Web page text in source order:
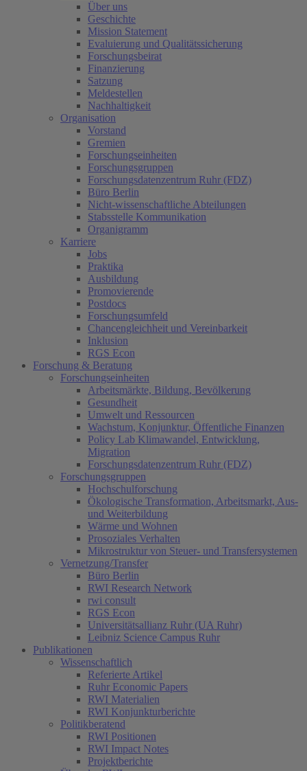
Über uns
Geschichte
Mission Statement
Evaluierung und Qualitätssicherung
Forschungsbeirat
Finanzierung
Satzung
Meldestellen
Nachhaltigkeit
Organisation
Vorstand
Gremien
Forschungseinheiten
Forschungsgruppen
Forschungsdatenzentrum Ruhr (FDZ)
Büro Berlin
Nicht-wissenschaftliche Abteilungen
Stabsstelle Kommunikation
Organigramm
Karriere
Jobs
Praktika
Ausbildung
Promovierende
Postdocs
Forschungsumfeld
Chancengleichheit und Vereinbarkeit
Inklusion
RGS Econ
Forschung & Beratung
Forschungseinheiten
Arbeitsmärkte, Bildung, Bevölkerung
Gesundheit
Umwelt und Ressourcen
Wachstum, Konjunktur, Öffentliche Finanzen
Policy Lab Klimawandel, Entwicklung,
Migration
Forschungsdatenzentrum Ruhr (FDZ)
Forschungsgruppen
Hochschulforschung
Ökologische Transformation, Arbeitsmarkt, Aus-
und Weiterbildung
Wärme und Wohnen
Prosoziales Verhalten
Mikrostruktur von Steuer- und Transfersystemen
Vernetzung/Transfer
Büro Berlin
RWI Research Network
rwi consult
RGS Econ
Universitätsallianz Ruhr (UA Ruhr)
Leibniz Science Campus Ruhr
Publikationen
Wissenschaftlich
Referierte Artikel
Ruhr Economic Papers
RWI Materialien
RWI Konjunkturberichte
Politikberatend
RWI Positionen
RWI Impact Notes
Projektberichte